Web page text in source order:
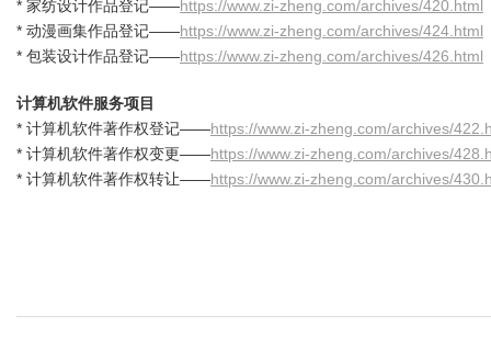
* 家纺设计作品登记——https://www.zi-zheng.com/archives/420.html
* 动漫画集作品登记——https://www.zi-zheng.com/archives/424.html
* 包装设计作品登记——https://www.zi-zheng.com/archives/426.html
计算机软件服务项目
* 计算机软件著作权登记——https://www.zi-zheng.com/archives/
* 计算机软件著作权变更——https://www.zi-zheng.com/archives/
* 计算机软件著作权转让——https://www.zi-zheng.com/archives/